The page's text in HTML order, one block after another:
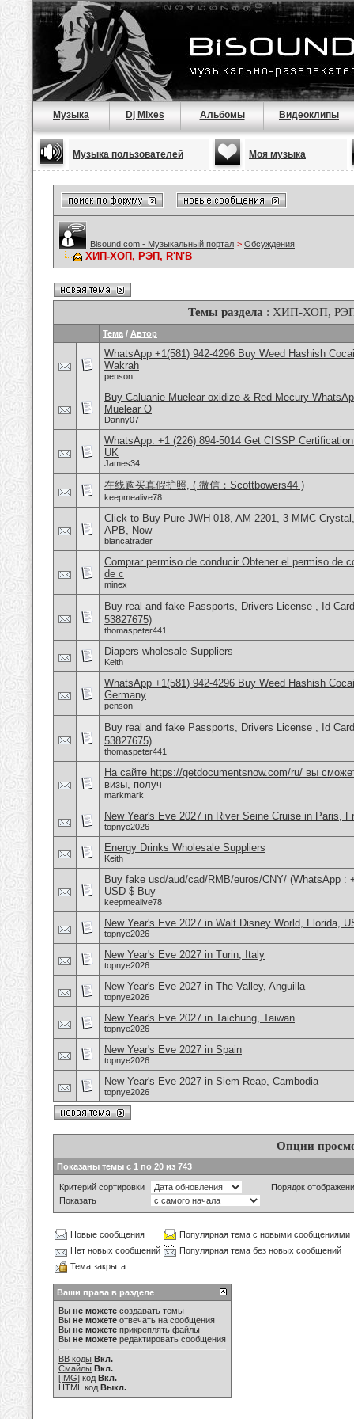
Музыка Dj Mixes Альбомы Видеоклипы
Музыка пользователей Моя музыка
Bisound.com - Музыкальный портал > Обсуждения
ХИП-ХОП, РЭП, R'N'B
Темы раздела : ХИП-ХОП,
Тема / Автор
WhatsApp +1(581) 942-4296 Buy Weed Hashish
Wakrah
penson
Buy Caluanie Muelear oxidize & Red Mecury
Muelear O
Danny07
WhatsApp: +1 (226) 894-5014​ Get CISSP
UK
James34
在线购买真假护照, ( 微信：Scottbowers44 )
keepmealive78
Click to Buy Pure JWH-018, AM-2201, 3-MMC
APB, Now
blancatrader
Comprar permiso de conducir Obtener el permiso de
de c
minex
Buy real and fake Passports, Drivers License , Id
53827675)
thomaspeter441
Diapers wholesale Suppliers
Keith
WhatsApp +1(581) 942-4296 Buy Weed Hashish
Germany
penson
Buy real and fake Passports, Drivers License , Id
53827675)
thomaspeter441
На сайте https://getdocumentsnow.com/ru/ вы
визы, получ
markmark
New Year's Eve 2027 in River Seine Cruise in Paris,
topnye2026
Energy Drinks Wholesale Suppliers
Keith
Buy fake usd/aud/cad/RMB/euros/CNY/ (WhatsApp :
USD $ Buy
keepmealive78
New Year's Eve 2027 in Walt Disney World, Florida,
topnye2026
New Year's Eve 2027 in Turin, Italy
topnye2026
New Year's Eve 2027 in The Valley, Anguilla
topnye2026
New Year's Eve 2027 in Taichung, Taiwan
topnye2026
New Year's Eve 2027 in Spain
topnye2026
New Year's Eve 2027 in Siem Reap, Cambodia
topnye2026
Опции
Показаны темы с 1 по 20 из 743
Критерий сортировки
Порядок
Показать
Новые сообщения
Популярная тема с новыми сообщениями
Нет новых сообщений
Популярная тема без новых сообщений
Тема закрыта
Ваши права в разделе
Вы не можете создавать темы
Вы не можете отвечать на сообщения
Вы не можете прикреплять файлы
Вы не можете редактировать сообщения
BB коды Вкл.
Смайлы Вкл.
[IMG] код Вкл.
HTML код Выкл.